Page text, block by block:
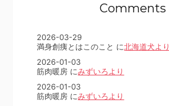
Comments
2026-03-29
満身創痍とはこのこと に北海道犬より
2026-01-03
筋肉暖房 にみずいろより
2026-01-03
筋肉暖房 にみずいろより